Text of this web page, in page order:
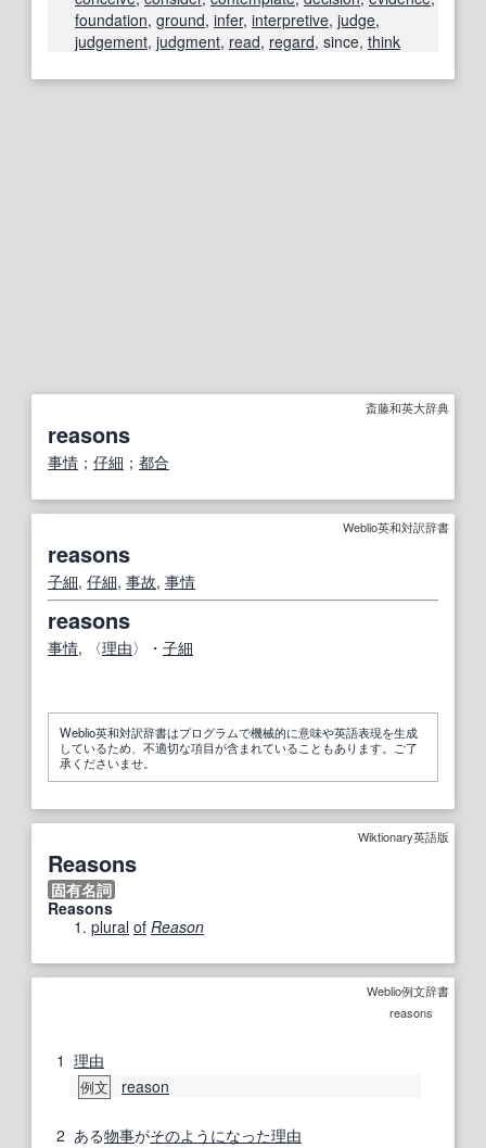
foundation, ground, infer, interpretive, judge,
judgement, judgment, read, regard, since, think
斎藤和英大辞典
reasons
事情 ； 仔細 ； 都合
Weblio英和対訳辞書
reasons
子細, 仔細, 事故, 事情
reasons
事情, 〈理由〉・ 子細
Weblio英和対訳辞書はプログラムで機械的に意味や英語表現を生成
しているため、不適切な項目が含まれていることもあります。ご了
承くださいませ。
Wiktionary英語版
Reasons
固有名詞
Reasons
plural of Reason
Weblio例文辞書
reasons
1 理由
例文 reason
2 ある物事がそのようになった理由